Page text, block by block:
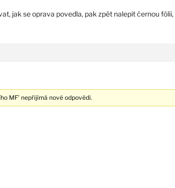
jak se oprava povedla, pak zpět nalepit černou
MF’ nepřijímá nové odpovědi.